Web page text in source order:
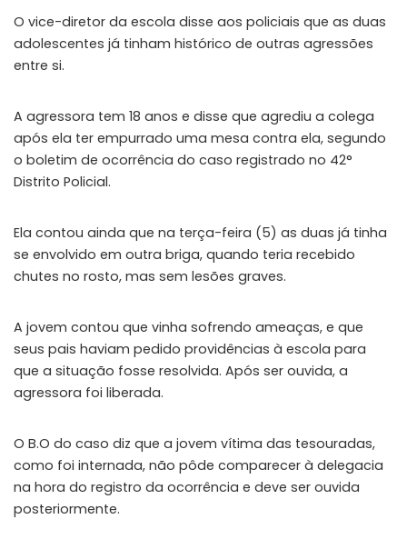
O vice-diretor da escola disse aos policiais que as duas
adolescentes já tinham histórico de outras agressões
entre si.
A agressora tem 18 anos e disse que agrediu a colega
após ela ter empurrado uma mesa contra ela, segundo
o boletim de ocorrência do caso registrado no 42°
Distrito Policial.
Ela contou ainda que na terça-feira (5) as duas já tinha
se envolvido em outra briga, quando teria recebido
chutes no rosto, mas sem lesões graves.
A jovem contou que vinha sofrendo ameaças, e que
seus pais haviam pedido providências à escola para
que a situação fosse resolvida. Após ser ouvida, a
agressora foi liberada.
O B.O do caso diz que a jovem vítima das tesouradas,
como foi internada, não pôde comparecer à delegacia
na hora do registro da ocorrência e deve ser ouvida
posteriormente.